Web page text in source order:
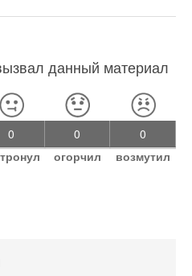
данный материал
0
0
огорчил
0
возмутил